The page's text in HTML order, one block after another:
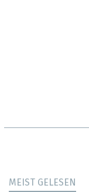
MEIST GELESEN